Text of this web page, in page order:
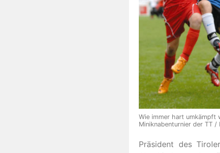
Wie immer hart umkämpft
Miniknabenturnier der TT /
Präsident des